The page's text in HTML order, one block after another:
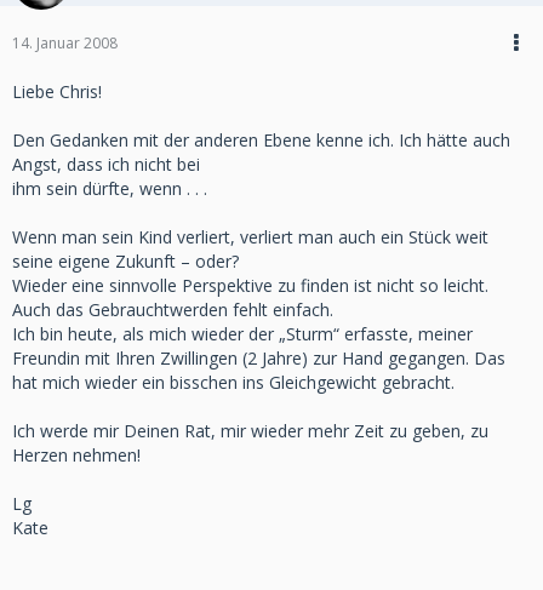
14. Januar 2008
Liebe Chris!
Den Gedanken mit der anderen Ebene kenne ich. Ich hätte auch
Angst, dass ich nicht bei
ihm sein dürfte, wenn . . .
Wenn man sein Kind verliert, verliert man auch ein Stück weit
seine eigene Zukunft – oder?
Wieder eine sinnvolle Perspektive zu finden ist nicht so leicht.
Auch das Gebrauchtwerden fehlt einfach.
Ich bin heute, als mich wieder der „Sturm“ erfasste, meiner
Freundin mit Ihren Zwillingen (2 Jahre) zur Hand gegangen. Das
hat mich wieder ein bisschen ins Gleichgewicht gebracht.
Ich werde mir Deinen Rat, mir wieder mehr Zeit zu geben, zu
Herzen nehmen!
Lg
Kate